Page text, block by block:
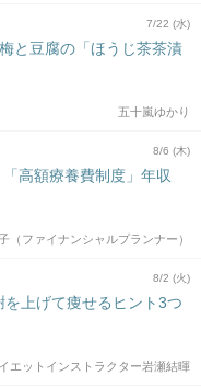
7/22 (水)
と豆腐の「ほうじ茶茶漬
五十嵐ゆかり
8/6 (木)
高額療養費制度」年収
（ファイナンシャルプランナー）
8/2 (火)
上げて痩せるヒント3つ
エットインストラクター岩瀬結暉